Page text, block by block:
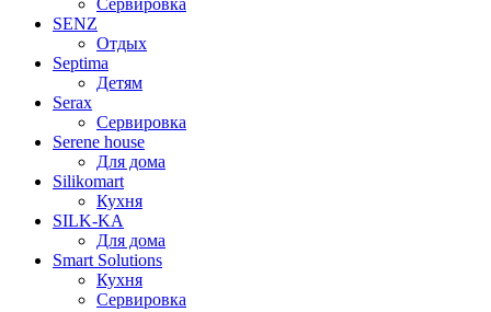
Сервировка
SENZ
Отдых
Septima
Детям
Serax
Сервировка
Serene house
Для дома
Silikomart
Кухня
SILK-KA
Для дома
Smart Solutions
Кухня
Сервировка